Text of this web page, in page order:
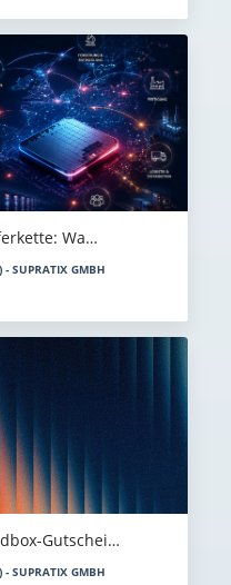
Wa…
- SUPRATIX GMBH
Gutschei…
- SUPRATIX GMBH